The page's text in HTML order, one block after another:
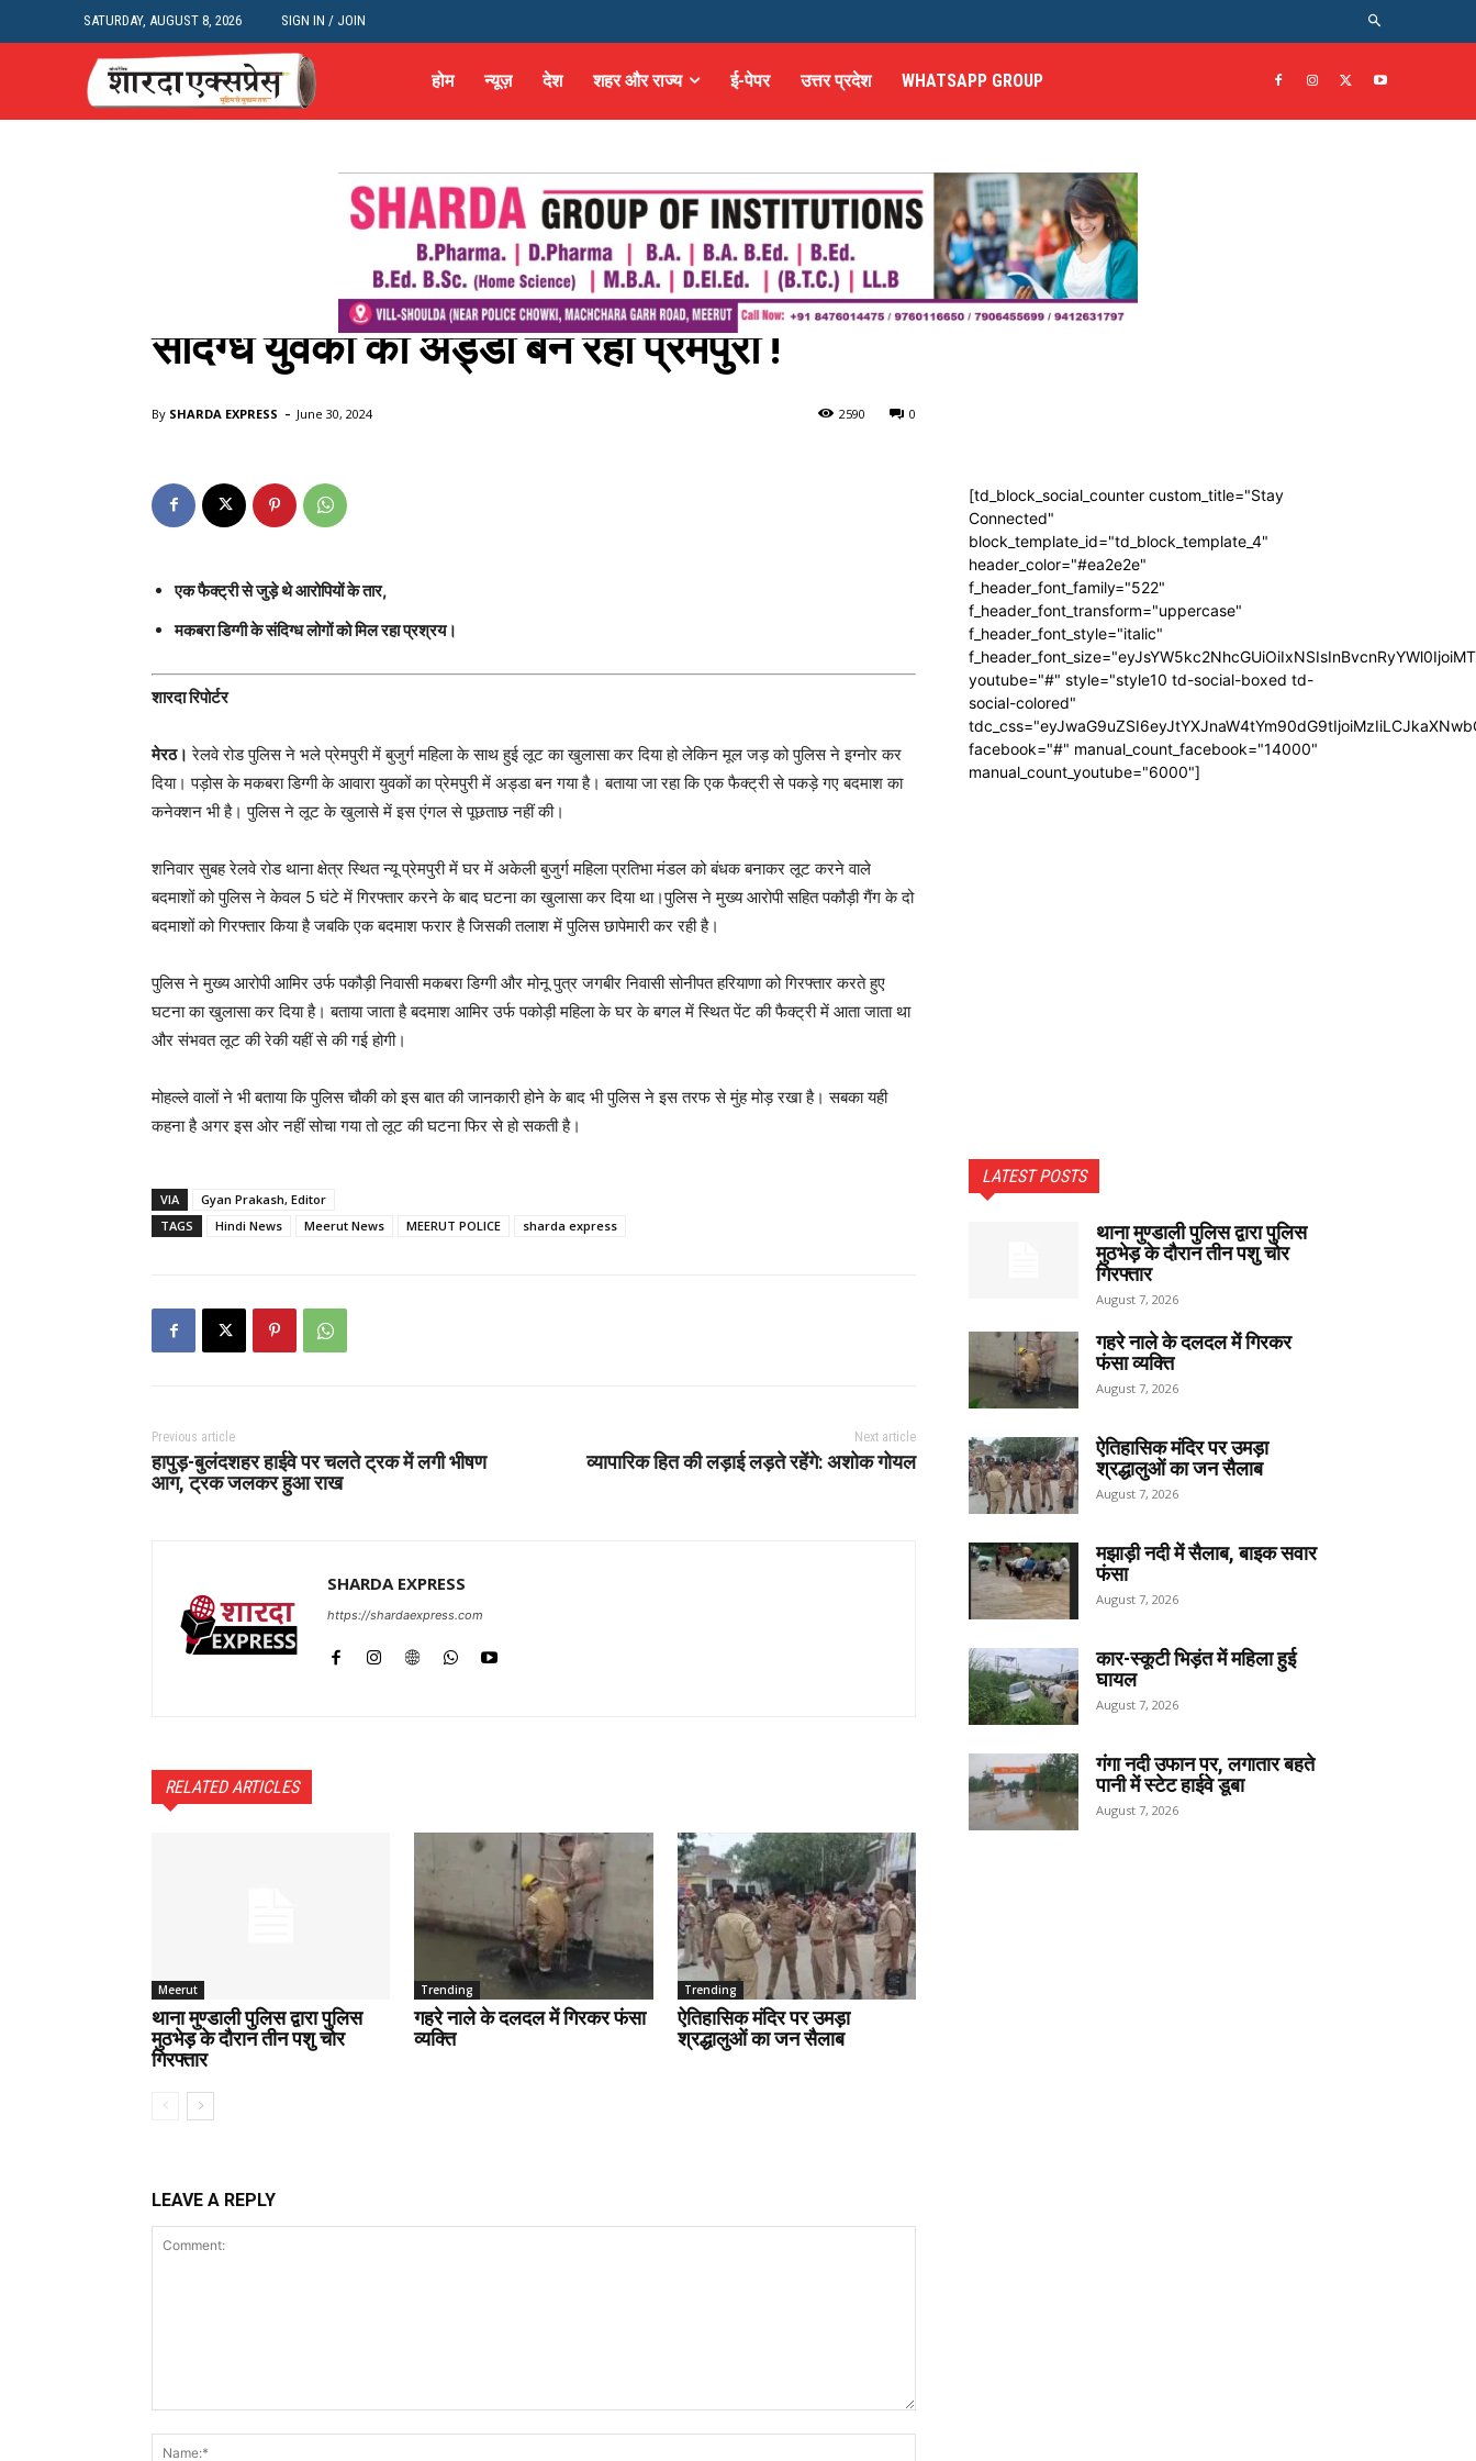
SATURDAY, AUGUST 8, 2026 SIGN IN / JOIN
होम न्यूज़ देश शहर और राज्य ई-पेपर उत्तर प्रदेश WHATSAPP GROUP
संदिग्ध युवकों का अड्डा बन रहा प्रेमपुरी !
By SHARDA EXPRESS - June 30, 2024 0
2590
एक फैक्ट्री से जुड़े थे आरोपियों के तार,
मकबरा डिग्गी के संदिग्ध लोगों को मिल रहा प्रश्रय।
शारदा रिपोर्टर
मेरठ। रेलवे रोड पुलिस ने भले प्रेमपुरी में बुजुर्ग महिला के साथ हुई लूट का खुलासा कर दिया हो लेकिन मूल जड़ को पुलिस ने इग्नोर कर
दिया। पड़ोस के मकबरा डिग्गी के आवारा युवकों का प्रेमपुरी में अड्डा बन गया है। बताया जा रहा कि एक फैक्ट्री से पकड़े गए बदमाश का
कनेक्शन भी है। पुलिस ने लूट के खुलासे में इस एंगल से पूछताछ नहीं की।
शनिवार सुबह रेलवे रोड थाना क्षेत्र स्थित न्यू प्रेमपुरी में घर में अकेली बुजुर्ग महिला प्रतिभा मंडल को बंधक बनाकर लूट करने वाले
बदमाशों को पुलिस ने केवल 5 घंटे में गिरफ्तार करने के बाद घटना का खुलासा कर दिया था।पुलिस ने मुख्य आरोपी सहित पकौड़ी गैंग के दो
बदमाशों को गिरफ्तार किया है जबकि एक बदमाश फरार है जिसकी तलाश में पुलिस छापेमारी कर रही है।
पुलिस ने मुख्य आरोपी आमिर उर्फ पकौड़ी निवासी मकबरा डिग्गी और मोनू पुत्र जगबीर निवासी सोनीपत हरियाणा को गिरफ्तार करते हुए
घटना का खुलासा कर दिया है। बताया जाता है बदमाश आमिर उर्फ पकोड़ी महिला के घर के बगल में स्थित पेंट की फैक्ट्री में आता जाता था
और संभवत लूट की रेकी यहीं से की गई होगी।
मोहल्ले वालों ने भी बताया कि पुलिस चौकी को इस बात की जानकारी होने के बाद भी पुलिस ने इस तरफ से मुंह मोड़ रखा है। सबका यही
कहना है अगर इस ओर नहीं सोचा गया तो लूट की घटना फिर से हो सकती है।
VIA
Gyan Prakash, Editor
TAGS
Hindi News Meerut News MEERUT POLICE sharda express
Previous article
हापुड़-बुलंदशहर हाईवे पर चलते ट्रक में लगी भीषण
आग, ट्रक जलकर हुआ राख
Next article
व्यापारिक हित की लड़ाई लड़ते रहेंगे: अशोक गोयल
SHARDA EXPRESS
https://shardaexpress.com
RELATED ARTICLES
Meerut
थाना मुण्डाली पुलिस द्वारा पुलिस
मुठभेड़ के दौरान तीन पशु चोर
गिरफ्तार
Trending
गहरे नाले के दलदल में गिरकर फंसा
व्यक्ति
Trending
ऐतिहासिक मंदिर पर उमड़ा
श्रद्धालुओं का जन सैलाब
LEAVE A REPLY
[td_block_social_counter custom_title="Stay
Connected"
block_template_id="td_block_template_4"
header_color="#ea2e2e"
f_header_font_family="522"
f_header_font_transform="uppercase"
f_header_font_style="italic"
youtube="#" style="style10 td-social-boxed td-
social-colored"
facebook="#" manual_count_facebook="14000"
manual_count_youtube="6000"]
LATEST POSTS
थाना मुण्डाली पुलिस द्वारा पुलिस
मुठभेड़ के दौरान तीन पशु चोर
गिरफ्तार
August 7, 2026
गहरे नाले के दलदल में गिरकर
फंसा व्यक्ति
August 7, 2026
ऐतिहासिक मंदिर पर उमड़ा
श्रद्धालुओं का जन सैलाब
August 7, 2026
मझाड़ी नदी में सैलाब, बाइक सवार
फंसा
August 7, 2026
कार-स्कूटी भिड़ंत में महिला हुई
घायल
August 7, 2026
गंगा नदी उफान पर, लगातार बहते
पानी में स्टेट हाईवे डूबा
August 7, 2026